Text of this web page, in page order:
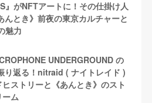
』がNFTアートに！その仕掛け人
んとき》前夜の東京カルチャーと
魅力
UNDERGROUND の
り返る！nitraid ( ナイトレイド )
ストリーと《あんとき》のスト
ーム